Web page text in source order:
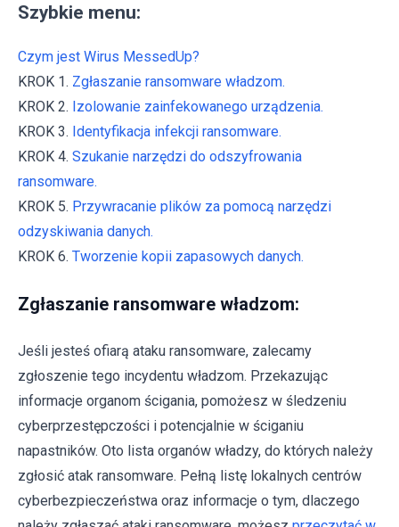
Szybkie menu:
Czym jest Wirus MessedUp?
KROK 1. Zgłaszanie ransomware władzom.
KROK 2. Izolowanie zainfekowanego urządzenia.
KROK 3. Identyfikacja infekcji ransomware.
KROK 4. Szukanie narzędzi do odszyfrowania
ransomware.
KROK 5. Przywracanie plików za pomocą narzędzi
odzyskiwania danych.
KROK 6. Tworzenie kopii zapasowych danych.
Zgłaszanie ransomware władzom:
Jeśli jesteś ofiarą ataku ransomware, zalecamy
zgłoszenie tego incydentu władzom. Przekazując
informacje organom ścigania, pomożesz w śledzeniu
cyberprzestępczości i potencjalnie w ściganiu
napastników. Oto lista organów władzy, do których należy
zgłosić atak ransomware. Pełną listę lokalnych centrów
cyberbezpieczeństwa oraz informacje o tym, dlaczego